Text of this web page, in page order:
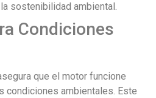
sostenibilidad ambiental.
Condiciones
que el motor funcione
condiciones ambientales. Este